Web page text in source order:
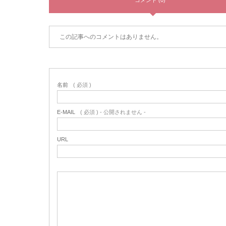
この記事へのコメントはありません。
名前 ( 必須 )
E-MAIL ( 必須 ) - 公開されません -
URL